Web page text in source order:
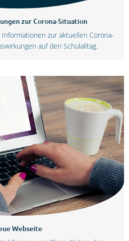
zur Corona-Situation
zur aktuellen Corona-
auf den Schulalltag.
Webseite